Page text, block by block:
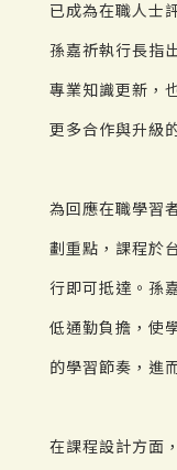
已成為在職人士
孫嘉祈執行長指
專業知識更新，
更多合作與升級
為回應在職學習
劃重點，課程於
行即可抵達。孫
低通勤負擔，使
的學習節奏，進
在課程設計方面